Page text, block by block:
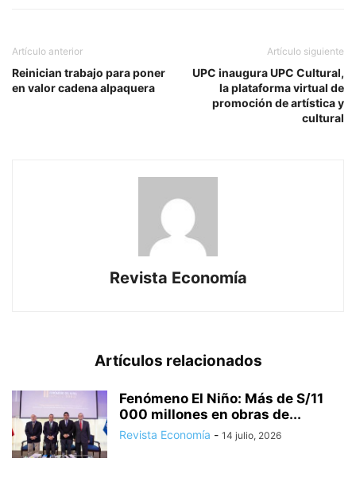
Artículo anterior
Reinician trabajo para poner
en valor cadena alpaquera
Artículo siguiente
UPC inaugura UPC Cultural,
la plataforma virtual de
promoción de artística y
cultural
Revista Economía
Artículos relacionados
Fenómeno El Niño: Más de S/11
000 millones en obras de...
Revista Economía - 14 julio, 2026